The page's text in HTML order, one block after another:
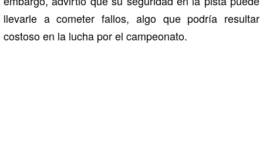
llevarle a cometer fallos, algo que podría resultar
costoso en la lucha por el campeonato.